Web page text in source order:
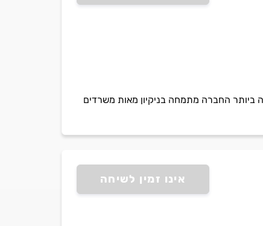
ביותר החברה מתמחה בניקיון מאות משרדים
אינו זמין לשיחה